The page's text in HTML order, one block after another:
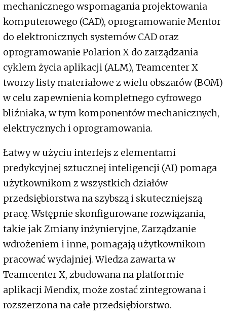
mechanicznego wspomagania projektowania
komputerowego (CAD), oprogramowanie Mentor
do elektronicznych systemów CAD oraz
oprogramowanie Polarion X do zarządzania
cyklem życia aplikacji (ALM), Teamcenter X
tworzy listy materiałowe z wielu obszarów (BOM)
w celu zapewnienia kompletnego cyfrowego
bliźniaka, w tym komponentów mechanicznych,
elektrycznych i oprogramowania.
Łatwy w użyciu interfejs z elementami
predykcyjnej sztucznej inteligencji (AI) pomaga
użytkownikom z wszystkich działów
przedsiębiorstwa na szybszą i skuteczniejszą
pracę. Wstępnie skonfigurowane rozwiązania,
takie jak Zmiany inżynieryjne, Zarządzanie
wdrożeniem i inne, pomagają użytkownikom
pracować wydajniej. Wiedza zawarta w
Teamcenter X, zbudowana na platformie
aplikacji Mendix, może zostać zintegrowana i
rozszerzona na całe przedsiębiorstwo.